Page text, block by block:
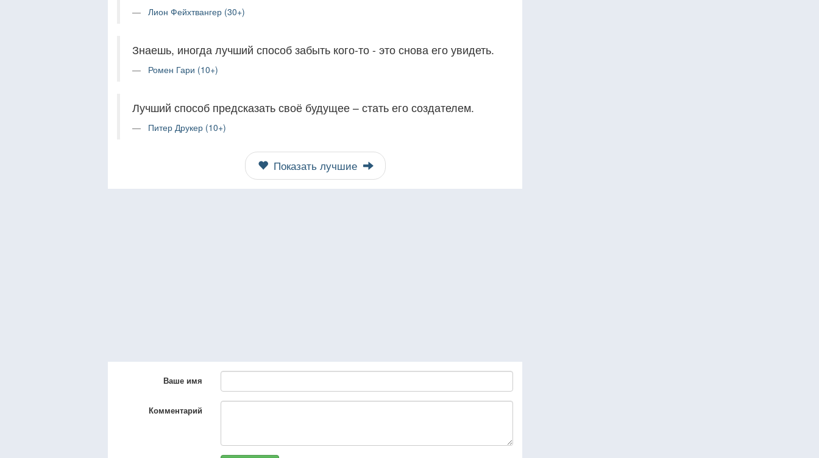
Лион Фейхтвангер (30+)
Знаешь, иногда лучший способ забыть кого-то - это снова его увидеть.
Ромен Гари (10+)
Лучший способ предсказать своё будущее – стать его создателем.
Питер Друкер (10+)
Показать лучшие
Ваше имя
Комментарий